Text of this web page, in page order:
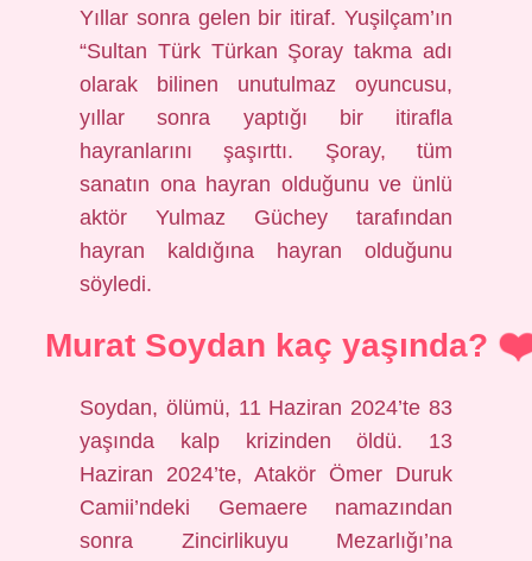
Yıllar sonra gelen bir itiraf. Yuşilçam’ın
“Sultan Türk Türkan Şoray takma adı
olarak bilinen unutulmaz oyuncusu,
yıllar sonra yaptığı bir itirafla
hayranlarını şaşırttı. Şoray, tüm
sanatın ona hayran olduğunu ve ünlü
aktör Yulmaz Güchey tarafından
hayran kaldığına hayran olduğunu
söyledi.
Murat Soydan kaç yaşında?
Soydan, ölümü, 11 Haziran 2024’te 83
yaşında kalp krizinden öldü. 13
Haziran 2024’te, Atakör Ömer Duruk
Camii’ndeki Gemaere namazından
sonra Zincirlikuyu Mezarlığı’na